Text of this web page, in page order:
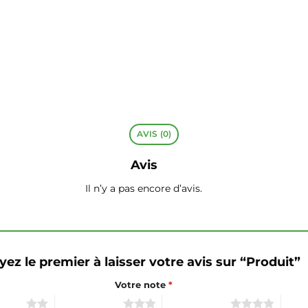
AVIS (0)
Avis
Il n’y a pas encore d’avis.
le premier à laisser votre avis sur “Produit”
Votre note *